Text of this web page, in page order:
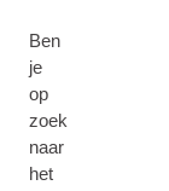
Ben
je
op
zoek
naar
het